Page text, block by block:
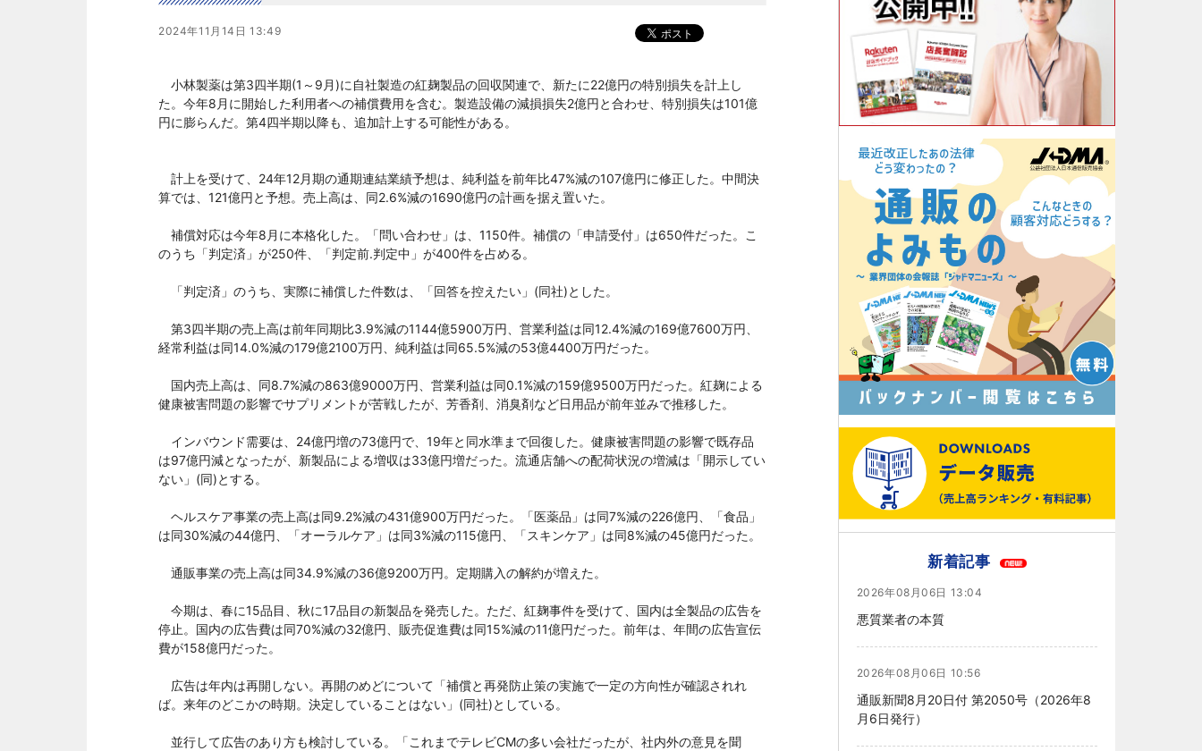
2024年11月14日 13:49
小林製薬は第3四半期(1～9月)に自社製造の紅麹製品の回収関連で、新たに22億円の特別損失を計上し
た。今年8月に開始した利用者への補償費用を含む。製造設備の減損損失2億円と合わせ、特別損失は101億
円に膨らんだ。第4四半期以降も、追加計上する可能性がある。
計上を受けて、24年12月期の通期連結業績予想は、純利益を前年比47%減の107億円に修正した。中間決
算では、121億円と予想。売上高は、同2.6%減の1690億円の計画を据え置いた。
補償対応は今年8月に本格化した。「問い合わせ」は、1150件。補償の「申請受付」は650件だった。こ
のうち「判定済」が250件、「判定前.判定中」が400件を占める。
「判定済」のうち、実際に補償した件数は、「回答を控えたい」(同社)とした。
第3四半期の売上高は前年同期比3.9%減の1144億5900万円、営業利益は同12.4%減の169億7600万円、
経常利益は同14.0%減の179億2100万円、純利益は同65.5%減の53億4400万円だった。
国内売上高は、同8.7%減の863億9000万円、営業利益は同0.1%減の159億9500万円だった。紅麹による
健康被害問題の影響でサプリメントが苦戦したが、芳香剤、消臭剤など日用品が前年並みで推移した。
インバウンド需要は、24億円増の73億円で、19年と同水準まで回復した。健康被害問題の影響で既存品
は97億円減となったが、新製品による増収は33億円増だった。流通店舗への配荷状況の増減は「開示してい
ない」(同)とする。
ヘルスケア事業の売上高は同9.2%減の431億900万円だった。「医薬品」は同7%減の226億円、「食品」
は同30%減の44億円、「オーラルケア」は同3%減の115億円、「スキンケア」は同8%減の45億円だった。
通販事業の売上高は同34.9%減の36億9200万円。定期購入の解約が増えた。
今期は、春に15品目、秋に17品目の新製品を発売した。ただ、紅麹事件を受けて、国内は全製品の広告を
停止。国内の広告費は同70%減の32億円、販売促進費は同15%減の11億円だった。前年は、年間の広告宣伝
費が158億円だった。
広告は年内は再開しない。再開のめどについて「補償と再発防止策の実施で一定の方向性が確認されれ
ば。来年のどこかの時期。決定していることはない」(同社)としている。
並行して広告のあり方も検討している。「これまでテレビCMの多い会社だったが、社内外の意見を聞
新着記事
2026年08月06日 13:04
悪質業者の本質
2026年08月06日 10:56
通販新聞8月20日付 第2050号（2026年8
月6日発行）